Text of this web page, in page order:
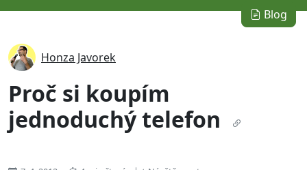
Blog
Honza Javorek
Proč si koupím
jednoduchý telefon